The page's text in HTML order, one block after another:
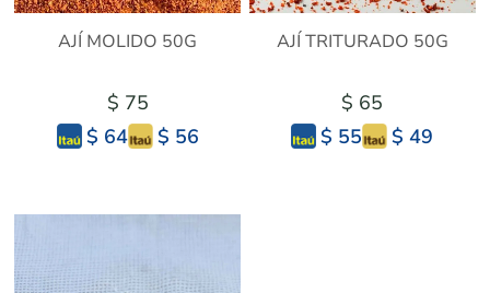
AJÍ MOLIDO 50G
$ 75
$ 64
$ 56
AJÍ TRITURADO 50G
$ 65
$ 55
$ 49